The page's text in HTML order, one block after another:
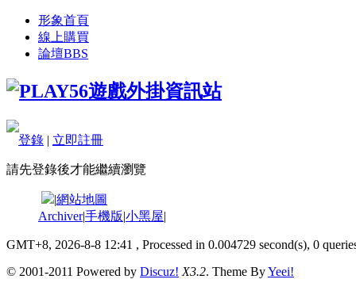
形象首頁
線上購買
論壇BBS
登錄 | 立即註冊
請先登錄後才能繼續瀏覽
|網站地圖
Archiver|手機版|小黑屋|
GMT+8, 2026-8-8 12:41 , Processed in 0.004729 second(s), 0
© 2001-2011 Powered by Discuz! X3.2. Theme ByYeei!